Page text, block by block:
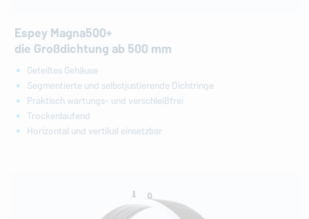
Espey Magna500+
die Großdichtung ab 500 mm
Geteiltes Gehäuse
Segmentierte und selbstjustierende Dichtringe
Praktisch wartungs- und verschleißfrei
Trockenlaufend
Horizontal und vertikal einsetzbar